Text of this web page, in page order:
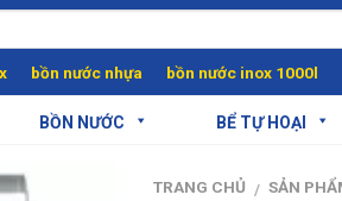
bồn nước nhựa bồn nước inox 1000l
BỒN NƯỚC BỂ TỰ HOẠI
TRANG CHỦ / SẢN